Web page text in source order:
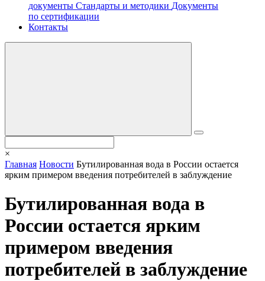
документы Стандарты и методики Документы
по сертификации
Контакты
×
Главная Новости Бутилированная вода в России остается
ярким примером введения потребителей в заблуждение
Бутилированная вода в
России остается ярким
примером введения
потребителей в заблуждение